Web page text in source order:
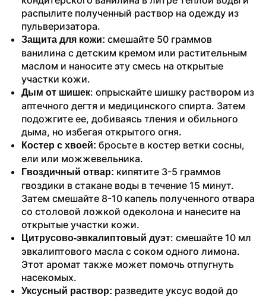
распылите полученный раствор на одежду из
пульверизатора.
Защита для кожи: смешайте 50 граммов
ванилина с детским кремом или растительным
маслом и наносите эту смесь на открытые
участки кожи.
Дым от шишек: опрыскайте шишку раствором из
аптечного дегтя и медицинского спирта. Затем
подожгите ее, добиваясь тления и обильного
дыма, но избегая открытого огня.
Костер с хвоей: бросьте в костер ветки сосны,
ели или можжевельника.
Гвоздичный отвар: кипятите 3-5 граммов
гвоздики в стакане воды в течение 15 минут.
Затем смешайте 8-10 капель полученного отвара
со столовой ложкой одеколона и нанесите на
открытые участки кожи.
Цитрусово-эвкалиптовый дуэт: смешайте 10 мл
эвкалиптового масла с соком одного лимона.
Этот аромат также может помочь отпугнуть
насекомых.
Уксусный раствор: разведите уксус водой до